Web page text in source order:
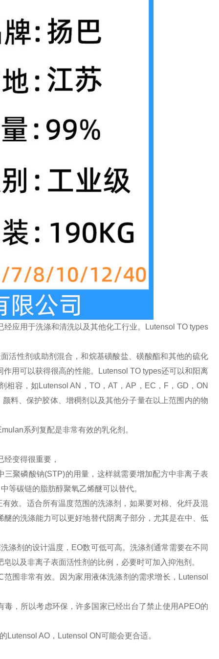
应用于洗涤和清洗以及其他化工行业。Lutensol TO types
活性剂或助剂混合，和烷基磺酸盐、磺酸酯和其他的硫化
用可以获得很高的性能。Lutensol TO types还可以和阳离
容，如Lutensol AN，TO，AT，AP，EC，F，GD，ON
料、保护胶体、增稠剂以及其他分子量在以上范围内的物
系列复配是非常有效的乳化剂。
变得很重要，
聚磷酸钠(STP)的用量，这样就需要增加配方中非离子表
等碳链的脂肪醇聚氧乙烯醚可以替代。
效。适合所有温度范围的洗涤剂，如果要对棉、化纤及混
的洗涤能力可以更好地替代阴离子部分，尤其是在中、低
涤剂的设计温度，EO数可低可高。洗涤剂通常需要在不同
以及非离子表面活性剂的比例，必要时可加入抑泡剂。
围非常有效。因为家用液体洗涤剂的需求增长，Lutensol
，所以考虑环保，许多国家已经出台了禁止使用APEO的
AO，Lutensol ON可能会更合适。